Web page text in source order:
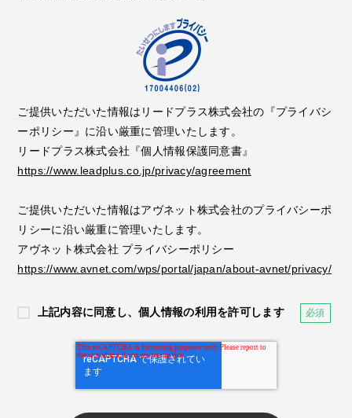
ご提供いただいた情報はリードプラス株式会社の『プライバシ
ーポリシー』に沿い厳重に管理いたします。
リードプラス株式会社『個人情報保護同意書』
https://www.leadplus.co.jp/privacy/agreement
ご提供いただいた情報はアヴネット株式会社のプライバシーポ
リシーに沿い厳重に管理いたします。
アヴネット株式会社 プライバシーポリシー
https://www.avnet.com/wps/portal/japan/about-avnet/privacy/
上記内容に同意し、個人情報の利用を許可します